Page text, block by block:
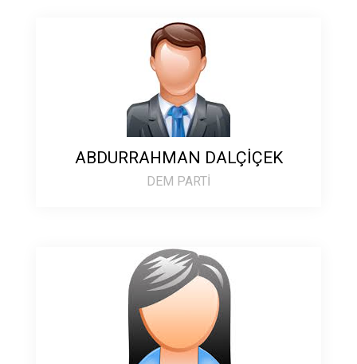
ABDURRAHMAN DALÇİÇEK
DEM PARTİ